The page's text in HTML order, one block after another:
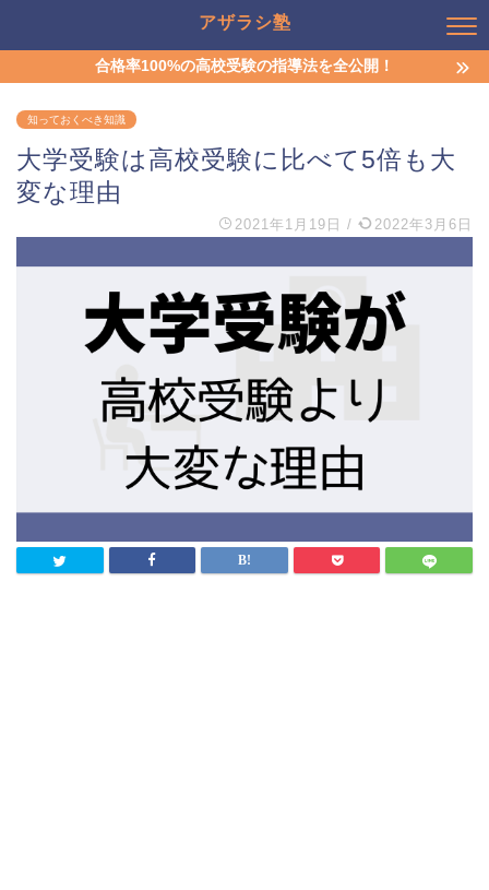
アザラシ塾
合格率100%の高校受験の指導法を全公開！
知っておくべき知識
大学受験は高校受験に比べて5倍も大
変な理由
2021年1月19日 / 2022年3月6日